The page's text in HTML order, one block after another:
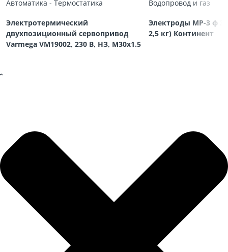
Автоматика - Термостатика
Электротермический
двухпозиционный сервопривод
Varmega VM19002, 230 В, НЗ, M30х1.5
Водопровод и газ
Электроды МР-3 ф
2,5 кг) Континент